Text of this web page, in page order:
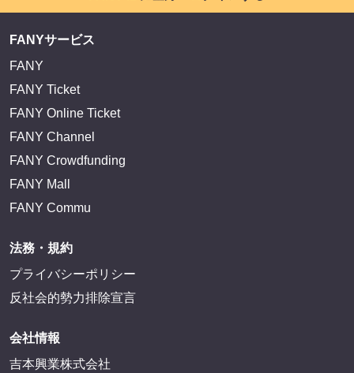
FANYサービス
FANY
FANY Ticket
FANY Online Ticket
FANY Channel
FANY Crowdfunding
FANY Mall
FANY Commu
法務・規約
プライバシーポリシー
反社会的勢力排除宣言
会社情報
吉本興業株式会社